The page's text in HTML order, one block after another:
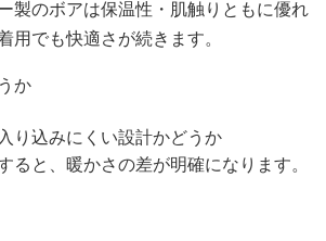
製のボアは保温性・肌触りともに優れ
用でも快適さが続きます。
か
り込みにくい設計かどうか
ると、暖かさの差が明確になります。